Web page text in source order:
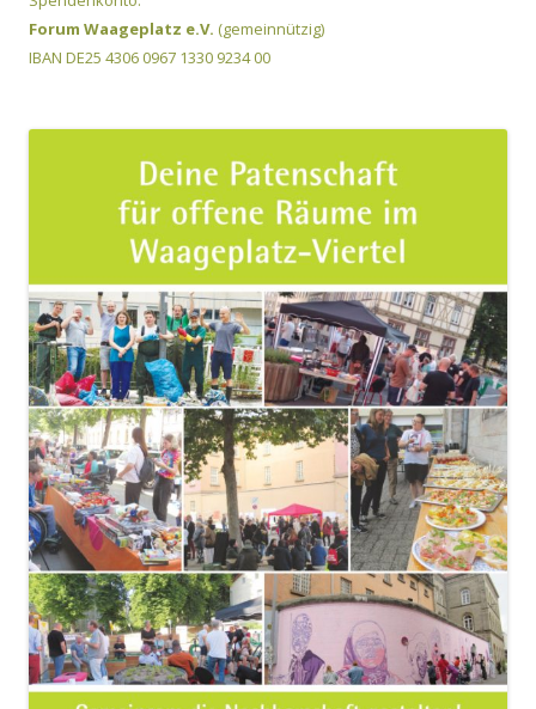
Forum Waageplatz e.V. (gemeinnützig)
IBAN DE25 4306 0967 1330 9234 00